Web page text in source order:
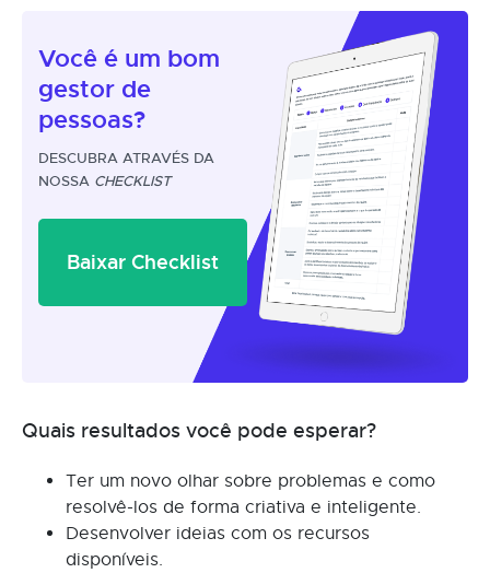
Você é um bom
gestor de
pessoas?
DESCUBRA ATRAVÉS DA
NOSSA CHECKLIST
Baixar Checklist
Quais resultados você pode esperar?
Ter um novo olhar sobre problemas e como
resolvê-los de forma criativa e inteligente.
Desenvolver ideias com os recursos
disponíveis.